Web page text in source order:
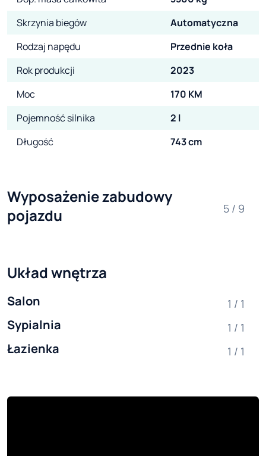
Skrzynia biegów
Automatyczna
Rodzaj napędu
Przednie koła
Rok produkcji
2023
Moc
170 KM
Pojemność silnika
2 l
Długość
743 cm
Wyposażenie zabudowy
pojazdu
5 / 9
Układ wnętrza
Salon 1 / 1
Sypialnia 1 / 1
Łazienka 1 / 1